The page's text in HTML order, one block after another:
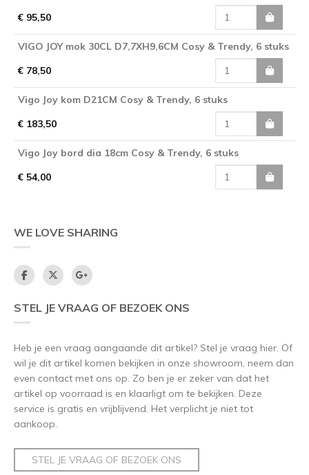
€ 95,50
VIGO JOY mok 30CL D7,7XH9,6CM Cosy & Trendy, 6 stuks
€ 78,50
Vigo Joy kom D21CM Cosy & Trendy, 6 stuks
€ 183,50
Vigo Joy bord dia 18cm Cosy & Trendy, 6 stuks
€ 54,00
WE LOVE SHARING
STEL JE VRAAG OF BEZOEK ONS
Heb je een vraag aangaande dit artikel? Stel je vraag hier. Of
wil je dit artikel komen bekijken in onze showroom, neem dan
even contact met ons op. Zo ben je er zeker van dat het
artikel op voorraad is en klaarligt om te bekijken. Deze
service is gratis en vrijblijvend. Het verplicht je niet tot
aankoop.
STEL JE VRAAG OF BEZOEK ONS